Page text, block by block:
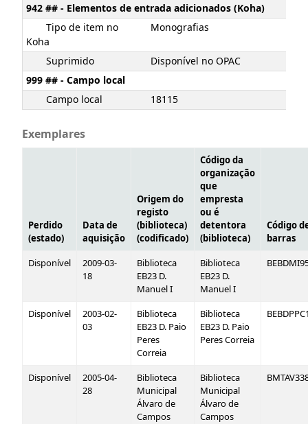
942 ## - Elementos de entrada adicionados (Koha)
Tipo de item no
Koha
Monografias
Suprimido
Disponível no OPAC
999 ## - Campo local
Campo local
18115
Exemplares
Perdido
(estado)
Data de
aquisição
Origem do
registo
(biblioteca)
(codificado)
Código da
organização
que
empresta
ou é
detentora
(biblioteca)
Código
barras
Disponível
2009-03-
18
Biblioteca
EB23 D.
Manuel I
Biblioteca
EB23 D.
Manuel I
Disponível
2003-02-
03
Biblioteca
EB23 D. Paio
Peres
Correia
Biblioteca
EB23 D. Paio
Peres Correia
Disponível
2005-04-
28
Biblioteca
Municipal
Álvaro de
Campos
Biblioteca
Municipal
Álvaro de
Campos